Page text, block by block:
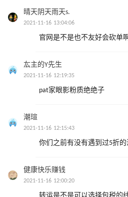
晴天阴天雨天s.
2021-11-16 13:04:06
官网是不是也不友好会砍单啊
厷主的Y先生
2021-11-16 12:19:35
pat家眼影粉质绝绝子
潮瑄
2021-11-16 12:15:43
你们之前有没有遇到过5折
健康快乐赚钱
2021-11-16 12:00:20